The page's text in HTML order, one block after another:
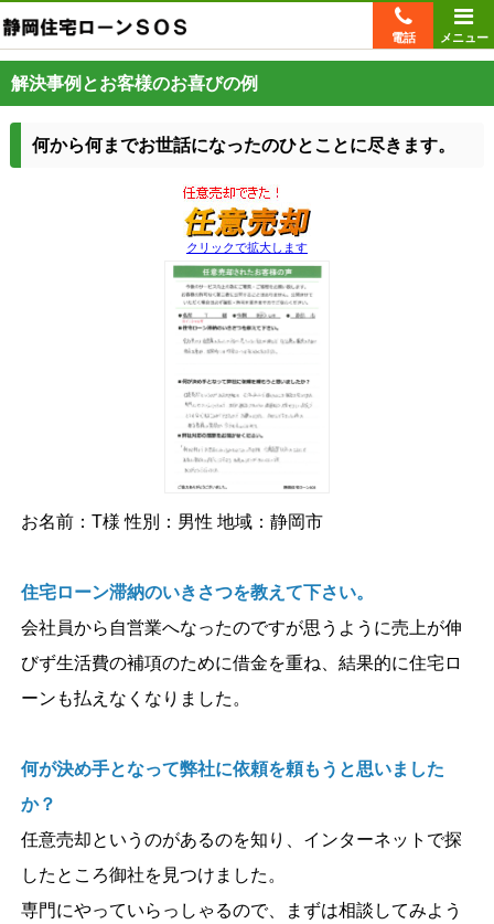
電話 メニュー
解決事例とお客様のお喜びの例
何から何までお世話になったのひとことに尽きます。
クリックで拡大します
お名前：T様 性別：男性 地域：静岡市
住宅ローン滞納のいきさつを教えて下さい。
会社員から自営業へなったのですが思うように売上が伸
びず生活費の補項のために借金を重ね、結果的に住宅ロ
ーンも払えなくなりました。
何が決め手となって弊社に依頼を頼もうと思いました
か？
任意売却というのがあるのを知り、インターネットで探
したところ御社を見つけました。
専門にやっていらっしゃるので、まずは相談してみよう